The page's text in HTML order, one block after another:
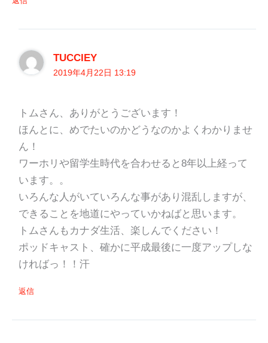
TUCCIEY
2019年4月22日 13:19
トムさん、ありがとうございます！
ほんとに、めでたいのかどうなのかよくわかりませ
ん！
ワーホリや留学生時代を合わせると8年以上経って
います。。
いろんな人がいていろんな事があり混乱しますが、
できることを地道にやっていかねばと思います。
トムさんもカナダ生活、楽しんでください！
ポッドキャスト、確かに平成最後に一度アップしな
ければっ！！汗
返信